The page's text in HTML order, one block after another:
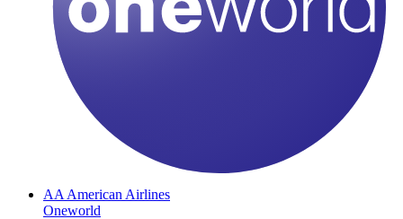
AA American Airlines
Oneworld